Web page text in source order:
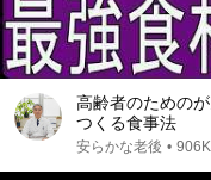
高齢者のための
つくる食事法
安らかな老後 •